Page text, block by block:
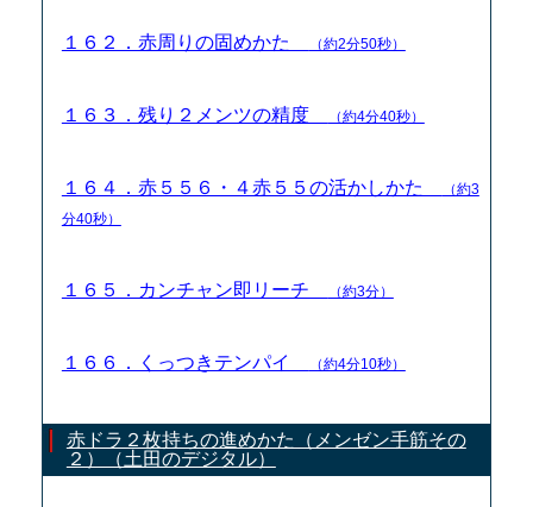
１６２．赤周りの固めかた （約2分50秒）
１６３．残り２メンツの精度 （約4分40秒）
１６４．赤５５６・４赤５５の活かしかた
（約3
分40秒）
１６５．カンチャン即リーチ （約3分）
１６６．くっつきテンパイ （約4分10秒）
赤ドラ２枚持ちの進めかた（メンゼン手筋その
２）（土田のデジタル）